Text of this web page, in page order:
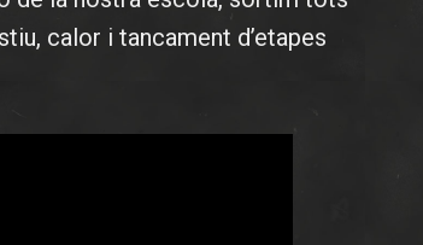
calor i tancament d’etapes